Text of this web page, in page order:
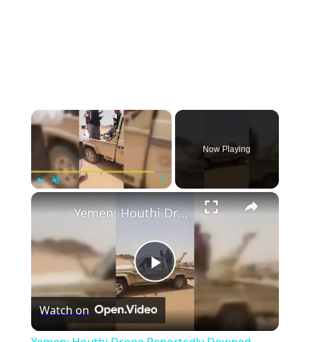
×
Now Playing
×
Play
Video
Yemen: Houthi Drone Reportedly Downed Amid Tribal Mobilization in Yemen.
Watch on